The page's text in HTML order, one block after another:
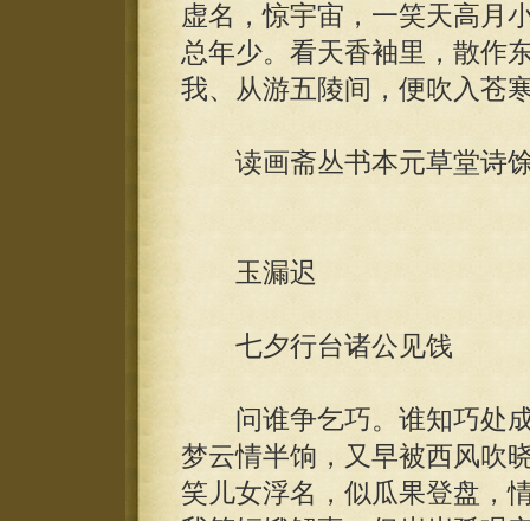
虚名，惊宇宙，一笑天高月
总年少。看天香袖里，散作
我、从游五陵间，便吹入苍
读画斋丛书本元草堂诗
玉漏迟
七夕行台诸公见饯
问谁争乞巧。谁知巧处成
梦云情半饷，又早被西风吹
笑儿女浮名，似瓜果登盘，